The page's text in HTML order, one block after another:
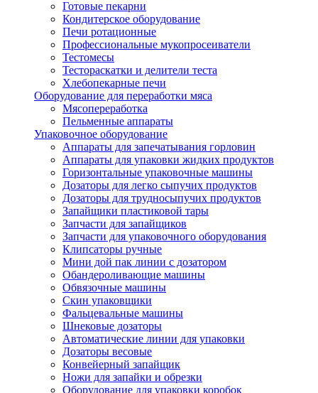
Готовые пекарни
Кондитерское оборудование
Печи ротационные
Профессиональные мукопросеиватели
Тестомесы
Тестораскатки и делители теста
Хлебопекарные печи
Оборудование для переработки мяса
Мясопереработка
Пельменные аппараты
Упаковочное оборудование
Аппараты для запечатывания горловин
Аппараты для упаковки жидких продуктов
Горизонтальные упаковочные машины
Дозаторы для легко сыпучих продуктов
Дозаторы для трудносыпучих продуктов
Запайщики пластиковой тары
Запчасти для запайщиков
Запчасти для упаковочного оборудования
Клипсаторы ручные
Мини дой пак линии с дозатором
Обандероливающие машины
Обвязочные машины
Скин упаковщики
Фальцевальные машины
Шнековые дозаторы
Автоматические линии для упаковки
Дозаторы весовые
Конвейерный запайщик
Ножи для запайки и обрезки
Оборудование для упаковки коробок